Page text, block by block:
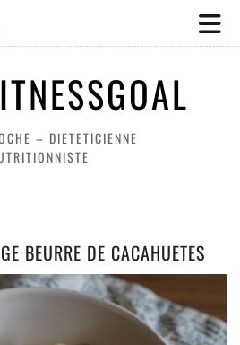
– DIETETICIENNE
BEURRE DE CACAHUETES